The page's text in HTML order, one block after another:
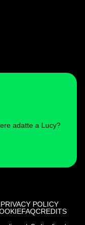
adatte a Lucy?
PRIVACY POLICY
FAQCREDITS